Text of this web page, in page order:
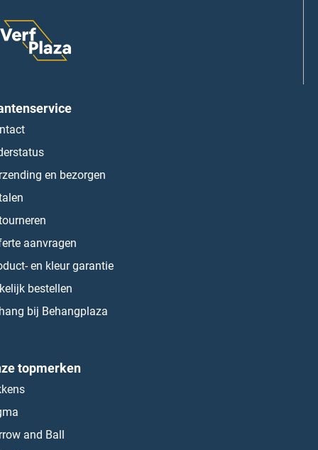
en bezorgen
aanvragen
en kleur garantie
bestellen
bij Behangplaza
topmerken
and Ball